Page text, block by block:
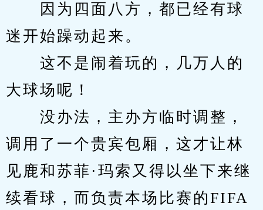
因为四面八方，都已经有球
迷开始躁动起来。
这不是闹着玩的，几万人的
大球场呢！
没办法，主办方临时调整，
调用了一个贵宾包厢，这才让林
见鹿和苏菲·玛索又得以坐下来继
续看球，而负责本场比赛的FIFA